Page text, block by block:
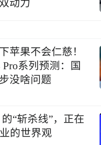
动力
苹果不会仁慈！
Pro系列预测：国
没啥问题
的“斩杀线”，正在
的世界观